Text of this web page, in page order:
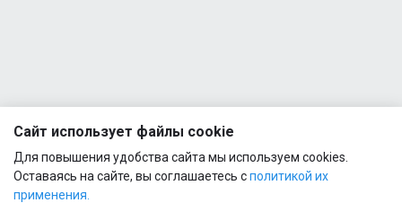
Сайт использует файлы cookie
Для повышения удобства сайта мы используем cookies.
Оставаясь на сайте, вы соглашаетесь сполитикой их
применения.